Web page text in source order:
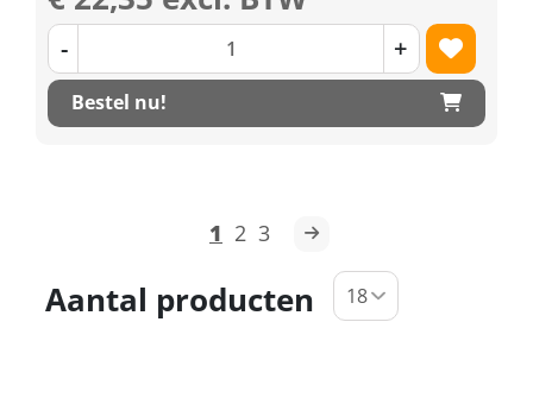
- +
Bestel nu!
1 2 3
Aantal producten